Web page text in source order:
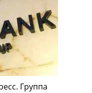
Группа